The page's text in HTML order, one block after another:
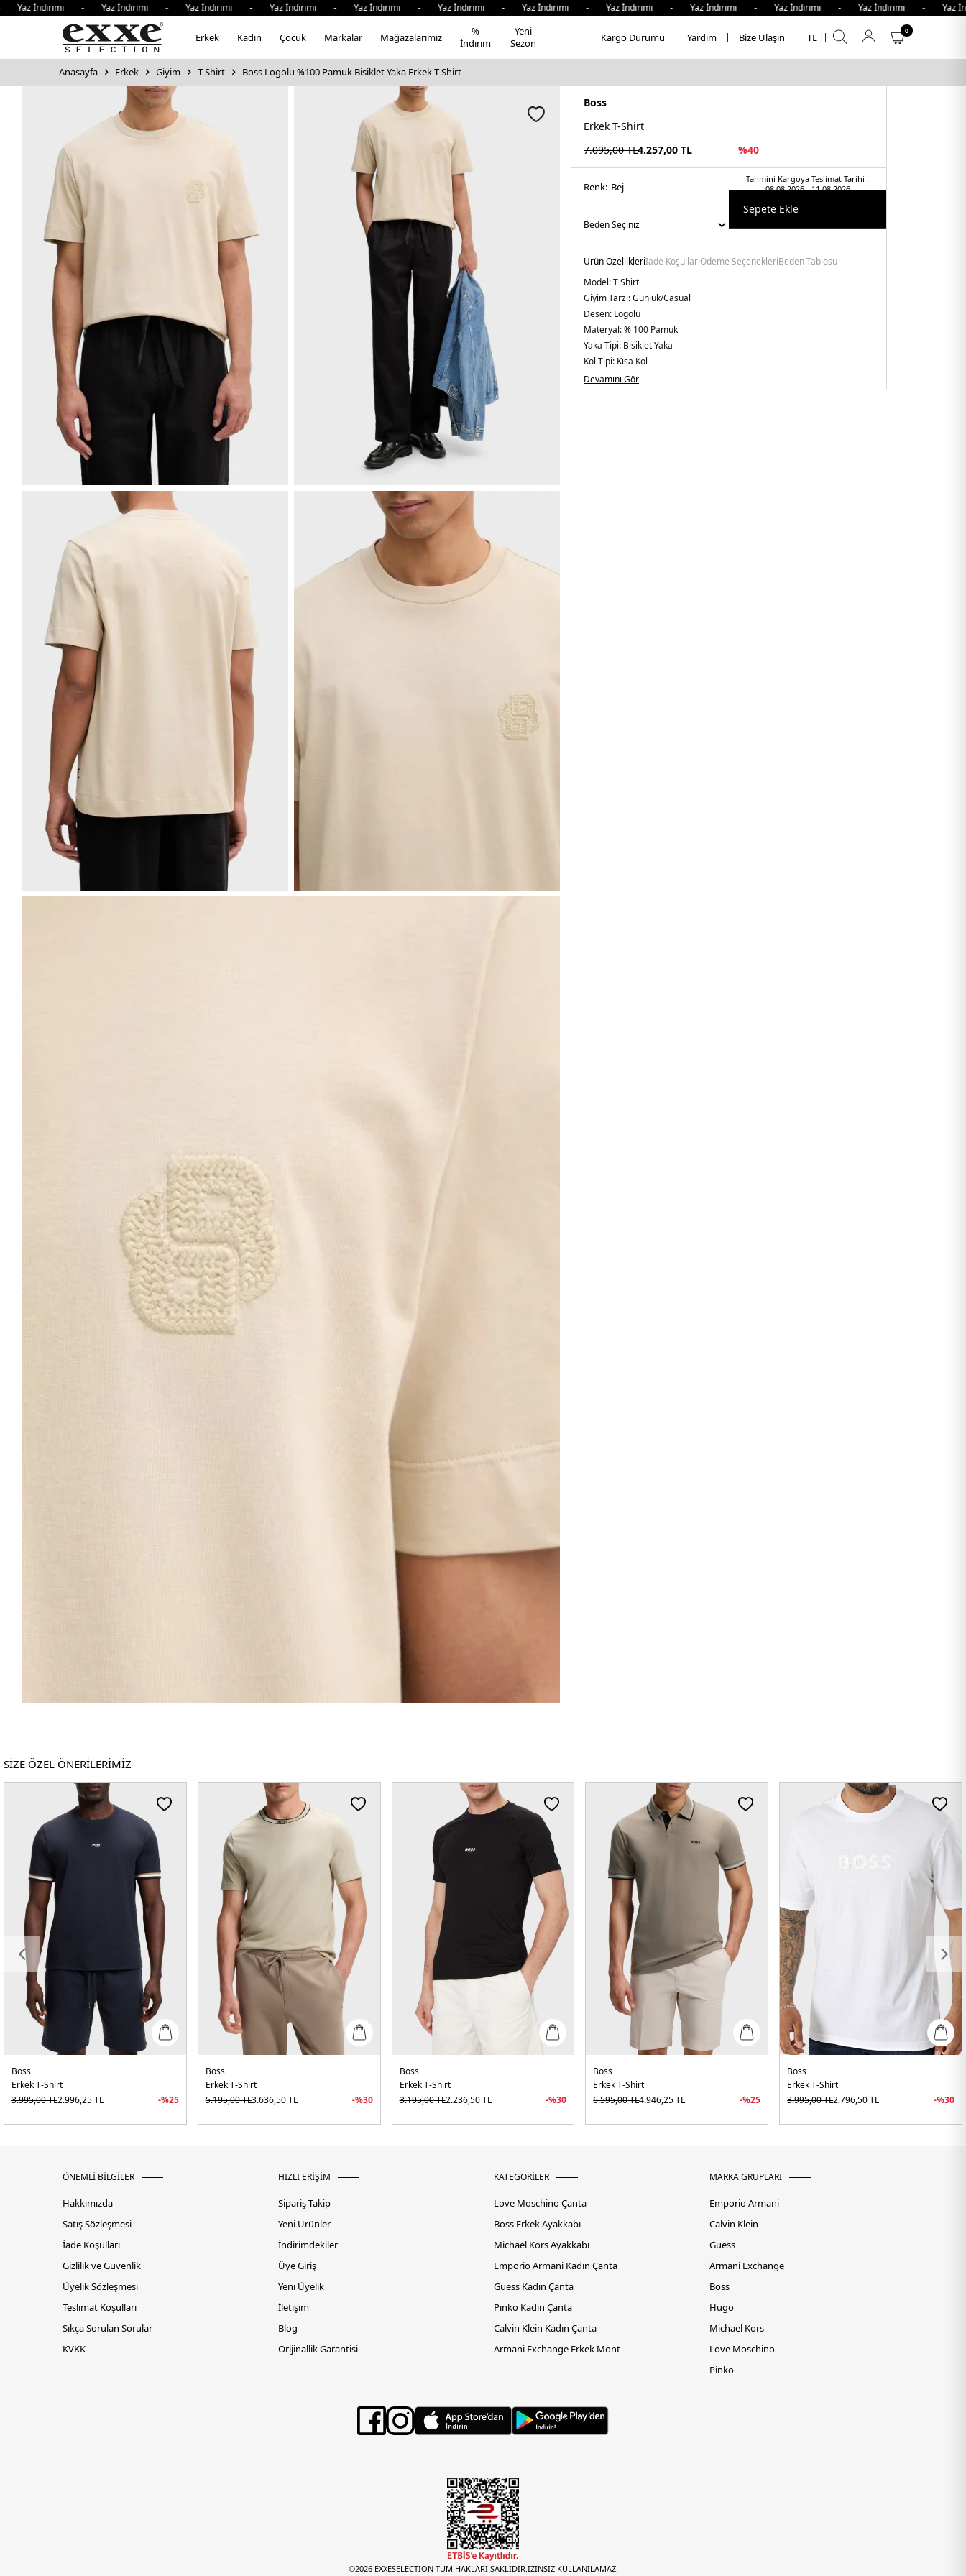
- Yaz İndirimi - Yaz İndirimi - Yaz İndirimi - Yaz İndirimi - Yaz İndirimi - Yaz İndirimi - Yaz İndirimi - Yaz İndirimi - Yaz İndirimi - Yaz İndirimi -
Erkek Kadın Çocuk Markalar Mağazalarımız
%
İndirim
Yeni
Sezon
Kargo Durumu Yardım Bize Ulaşın TL
0
Anasayfa Erkek Giyim T-Shirt Boss Logolu %100 Pamuk Bisiklet Yaka Erkek T Shirt
Boss
Erkek T-Shirt
7.095,00TL4.257,00 TL %40
Tahmini Kargoya Teslimat Tarihi :
08.08.2026 - 11.08.2026
Renk: bej
Sepete Ekle
Ürün Özellikleriİade KoşullarıÖdeme SeçenekleriBeden Tablosu
Model:T Shirt
Giyim Tarzı:Günlük/Casual
Desen: Logolu
Materyal:% 100 Pamuk
Yaka Tipi: Bisiklet Yaka
Kol Tipi: Kısa Kol
Kumaş Tipi:Belirtilmemiş
Boy:Standart
Devamını Gör
SİZE ÖZEL ÖNERİLERİMİZ
Boss
Erkek T-Shirt
3.995,00TL2.996,25TL -%25
Boss
Erkek T-Shirt
5.195,00TL3.636,50TL -%30
Boss
Erkek T-Shirt
3.195,00TL2.236,50TL -%30
Boss
Erkek T-Shirt
6.595,00TL4.946,25TL -%25
Boss
Erkek T-Shirt
3.995,00TL2.796,50TL -%30
ÖNEMLİ BİLGİLER
Hakkımızda
Satış Sözleşmesi
İade Koşulları
Gizlilik ve Güvenlik
Üyelik Sözleşmesi
Teslimat Koşulları
Sıkça Sorulan Sorular
KVKK
HIZLI ERİŞİM
Sipariş Takip
Yeni Ürünler
İndirimdekiler
Üye Giriş
Yeni Üyelik
İletişim
Blog
Orijinallik Garantisi
KATEGORİLER
Love Moschino Çanta
Boss Erkek Ayakkabı
Michael Kors Ayakkabı
Emporio Armani Kadın Çanta
Guess Kadın Çanta
Pinko Kadın Çanta
Calvin Klein Kadın Çanta
Armani Exchange Erkek Mont
MARKA GRUPLARI
Emporio Armani
Calvin Klein
Guess
Armani Exchange
Boss
Hugo
Michael Kors
Love Moschino
Pinko
©2026 EXXESELECTION TÜM HAKLARI SAKLIDIR.İZİNSİZ KULLANILAMAZ.